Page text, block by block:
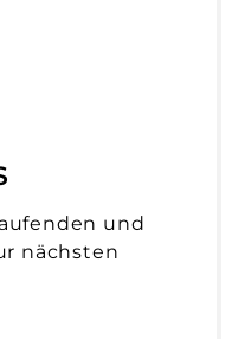
und
nächsten